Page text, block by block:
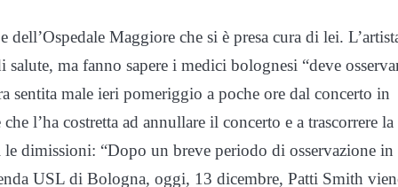
Maggiore che si è presa cura di lei.
ma fanno sapere i medici bolognesi “deve
sentita male ieri pomeriggio a poche ore dal concerto in
l’ha costretta ad annullare il concerto e a trascorrere la
dimissioni: “Dopo un breve periodo di osservazione in
USL di Bologna, oggi, 13 dicembre, Patti Smith